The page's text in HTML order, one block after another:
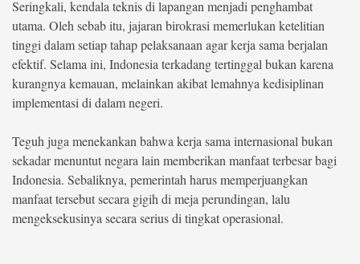
Seringkali, kendala teknis di lapangan menjadi penghambat
utama. Oleh sebab itu, jajaran birokrasi memerlukan ketelitian
tinggi dalam setiap tahap pelaksanaan agar kerja sama berjalan
efektif. Selama ini, Indonesia terkadang tertinggal bukan karena
kurangnya kemauan, melainkan akibat lemahnya kedisiplinan
implementasi di dalam negeri.
Teguh juga menekankan bahwa kerja sama internasional bukan
sekadar menuntut negara lain memberikan manfaat terbesar bagi
Indonesia. Sebaliknya, pemerintah harus memperjuangkan
manfaat tersebut secara gigih di meja perundingan, lalu
mengeksekusinya secara serius di tingkat operasional.